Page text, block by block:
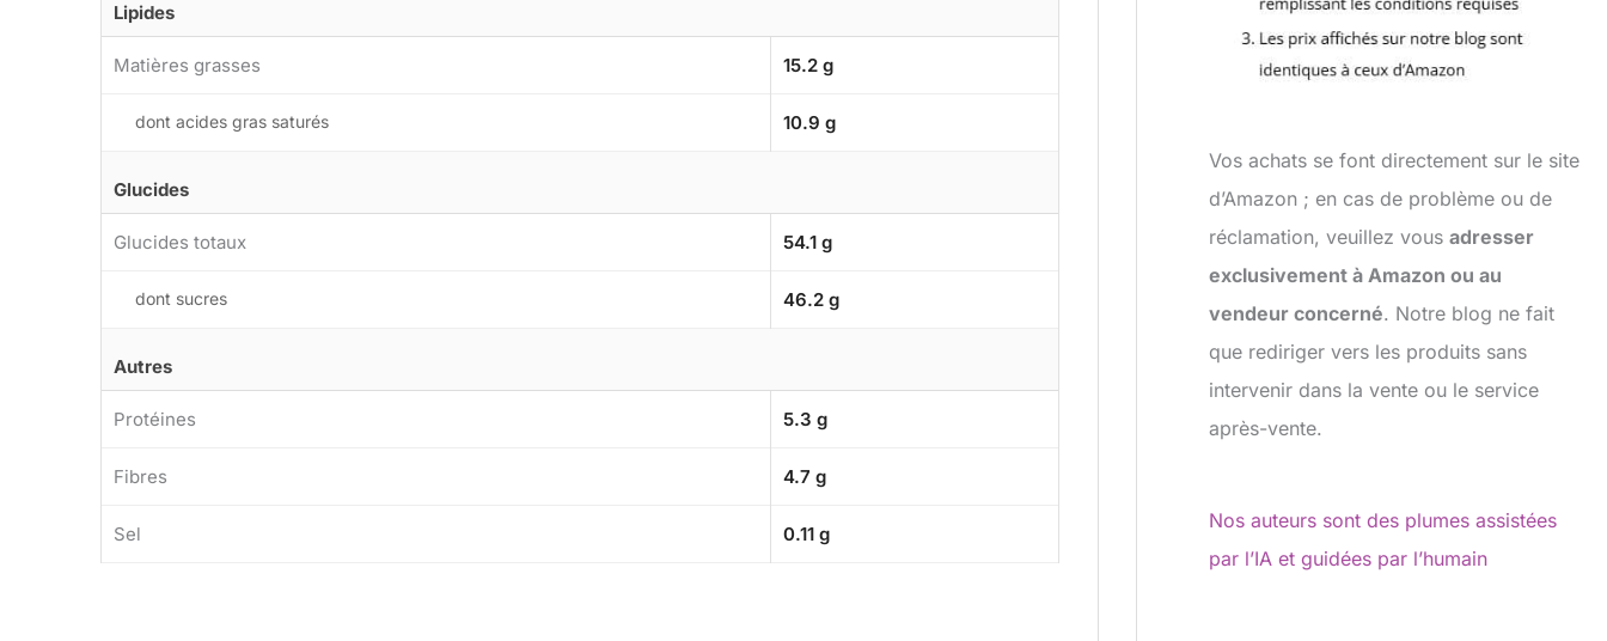
Lipides
Matières grasses 15.2 g
dont acides gras saturés 10.9 g
Glucides
Glucides totaux 54.1 g
dont sucres 46.2 g
Autres
Protéines 5.3 g
Fibres 4.7 g
Sel 0.11 g
Vos achats se font directement sur le site
d’Amazon ; en cas de problème ou de
réclamation, veuillez vousadresser
exclusivement à Amazon ou au
vendeur concerné. Notre blog ne fait
que rediriger vers les produits sans
intervenir dans la vente ou le service
après-vente.
Nos auteurs sont des plumes assistées
par l’IA et guidées par l’humain